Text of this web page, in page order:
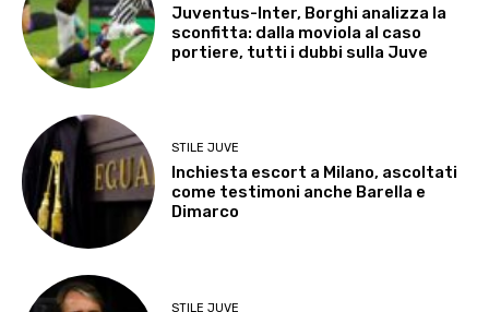
Juventus-Inter, Borghi analizza la
sconfitta: dalla moviola al caso
portiere, tutti i dubbi sulla Juve
STILE JUVE
Inchiesta escort a Milano, ascoltati
come testimoni anche Barella e
Dimarco
STILE JUVE